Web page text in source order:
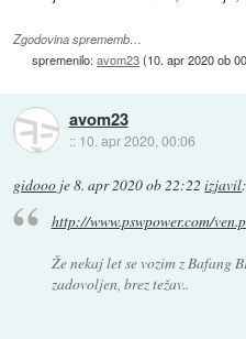
Zgodovina sprememb…
spremenilo:avom23(10. apr 2020 ob
avom23
:: 10. apr 2020, 00:06
gidooo je8. apr 2020 ob 22:22 izjavil:
http://www.pswpower.com/
Že nekaj let se vozim z Bafang
zadovoljen, brez težav..